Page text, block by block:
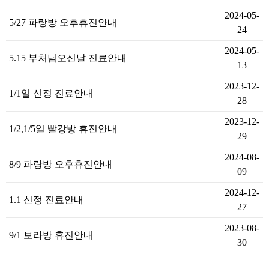
5/27 파랑방 오후휴진안내
2024-05-
24
5.15 부처님오신날 진료안내
2024-05-
13
1/1일 신정 진료안내
2023-12-
28
1/2,1/5일 빨강방 휴진안내
2023-12-
29
8/9 파랑방 오후휴진안내
2024-08-
09
1.1 신정 진료안내
2024-12-
27
9/1 보라방 휴진안내
2023-08-
30